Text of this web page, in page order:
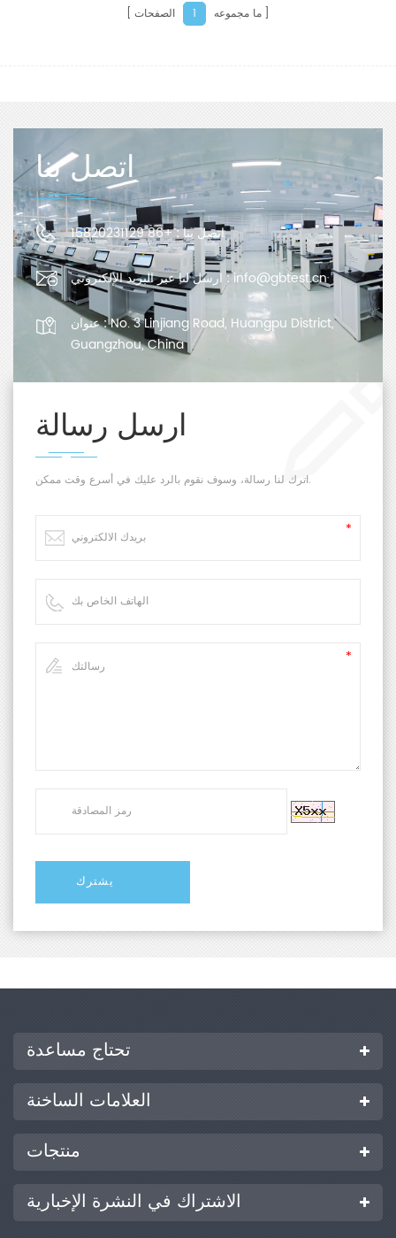
ما مجموعه 1 الصفحات
اتصل بنا
اتصل بنا :+86 15820231129
ارسل لنا عبر البريد الإلكتروني :info@gbtest.cn
عنوان :No. 3 Linjiang Road, Huangpu District,
Guangzhou, China
ارسل رسالة
اترك لنا رسالة، وسوف نقوم بالرد عليك في أسرع وقت ممكن.
تحتاج مساعدة
العلامات الساخنة
منتجات
الاشتراك في النشرة الإخبارية